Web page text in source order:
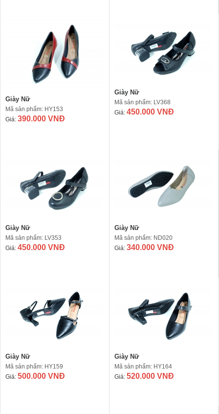
Giày Nữ
Mã sản phẩm: HY153
Giá: 390.000 VNĐ
Giày Nữ
Mã sản phẩm: LV368
Giá: 450.000 VNĐ
Giày Nữ
Mã sản phẩm: LV353
Giá: 450.000 VNĐ
Giày Nữ
Mã sản phẩm: ND020
Giá: 340.000 VNĐ
Giày Nữ
Mã sản phẩm: HY159
Giá: 500.000 VNĐ
Giày Nữ
Mã sản phẩm: HY164
Giá: 520.000 VNĐ